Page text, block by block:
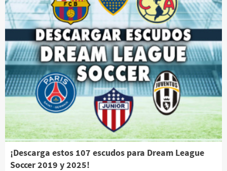
¡Descarga estos 107 escudos para Dream League
Soccer 2019 y 2025!